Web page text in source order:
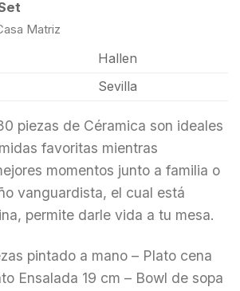
Matriz
Hallen
Sevilla
piezas de Céramica son ideales
favoritas mientras
momentos junto a familia o
vanguardista, el cual está
permite darle vida a tu mesa.
pintado a mano – Plato cena
Ensalada 19 cm – Bowl de sopa